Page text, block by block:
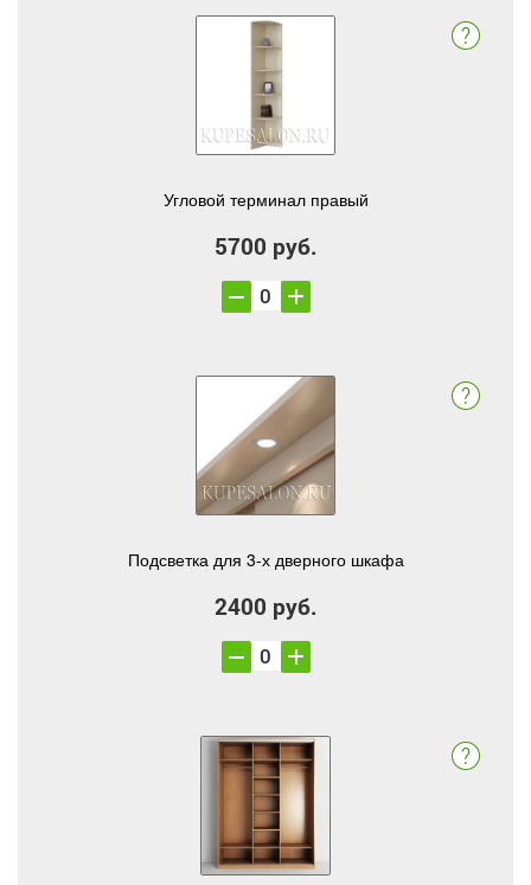
Угловой терминал правый
5700 руб.
Подсветка для 3-х дверного шкафа
2400 руб.